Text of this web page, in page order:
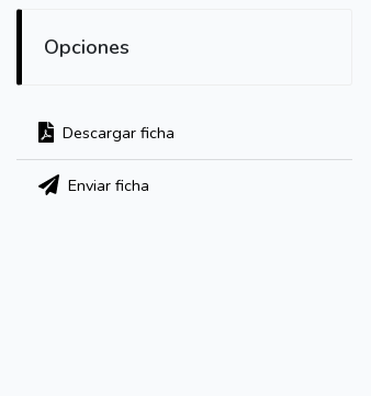
Opciones
Descargar ficha
Enviar ficha